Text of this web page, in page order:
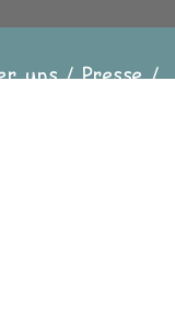
uns
Presse